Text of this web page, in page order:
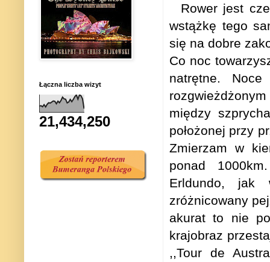
Rower jest
wstążkę tego
się na dobre
Co noc
natrętne.
między
położonej przy
Zmierzam w
ponad
Erldundo, jak
zróżnicowany
akurat to nie
krajobraz
,,Tour de
Łączna liczba wizyt
21,434,250